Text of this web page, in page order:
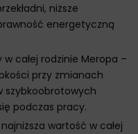
niższe
energetyczną
w całej rodzinie Meropa –
przy zmianach
szybkoobrotowych
podczas pracy.
wartość w całej